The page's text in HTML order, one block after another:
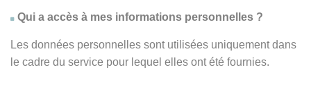
Qui a accès à mes informations personnelles ?
Les données personnelles sont utilisées uniquement dans
le cadre du service pour lequel elles ont été fournies.